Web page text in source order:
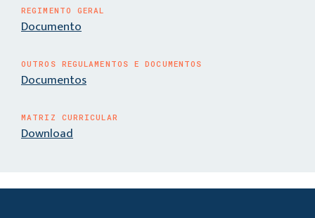
REGIMENTO GERAL
Documento
OUTROS REGULAMENTOS E DOCUMENTOS
Documentos
MATRIZ CURRICULAR
Download